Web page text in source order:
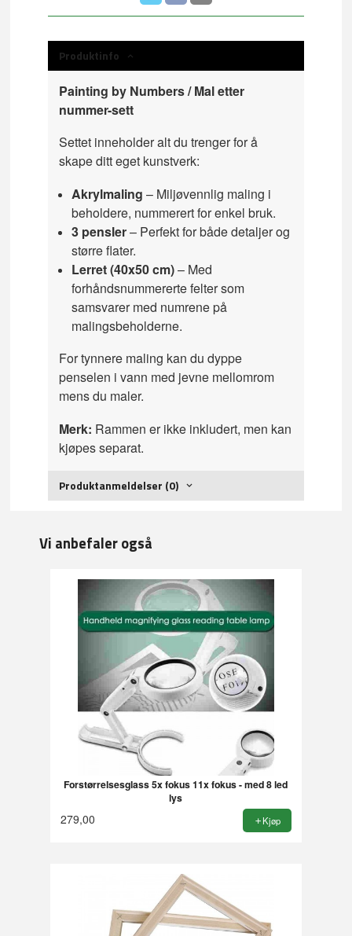
Produktinfo
Painting by Numbers / Mal etter
nummer-sett
Settet inneholder alt du trenger for å
skape ditt eget kunstverk:
Akrylmaling – Miljøvennlig maling i
beholdere, nummerert for enkel bruk.
3 pensler– Perfekt for både detaljer og
større flater.
Lerret (40x50 cm)– Med
forhåndsnummererte felter som
samsvarer med numrene på
malingsbeholderne.
For tynnere maling kan du dyppe
penselen i vann med jevne mellomrom
mens du maler.
Merk: Rammen er ikke inkludert, men kan
kjøpes separat.
Produktanmeldelser (0)
Vi anbefaler også
Forstørrelsesglass 5x fokus 11x fokus - med 8 led
lys
279,00 Kjøp